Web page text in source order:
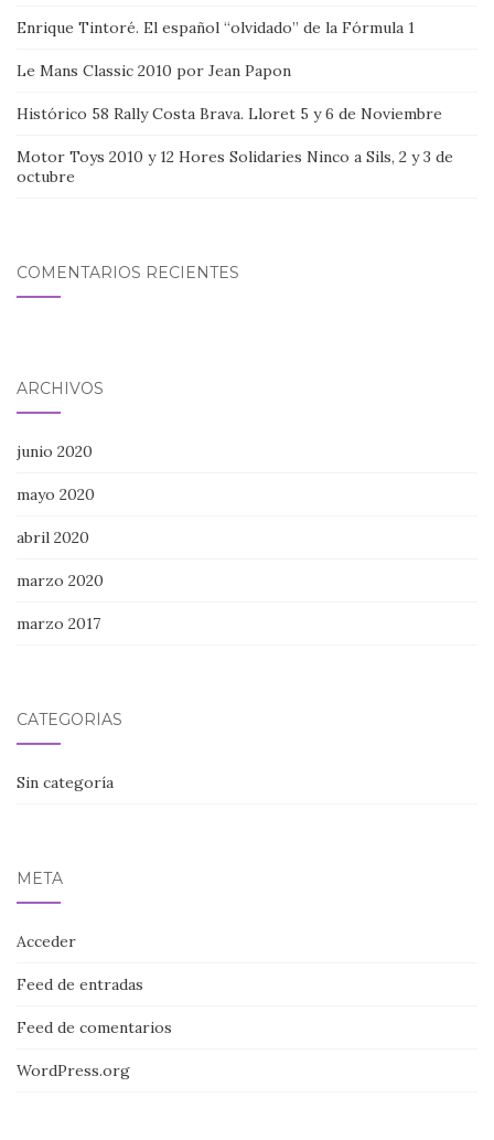
Enrique Tintoré. El español “olvidado” de la Fórmula 1
Le Mans Classic 2010 por Jean Papon
Histórico 58 Rally Costa Brava. Lloret 5 y 6 de Noviembre
Motor Toys 2010 y 12 Hores Solidaries Ninco a Sils, 2 y 3 de
octubre
COMENTARIOS RECIENTES
ARCHIVOS
junio 2020
mayo 2020
abril 2020
marzo 2020
marzo 2017
CATEGORÍAS
Sin categoría
META
Acceder
Feed de entradas
Feed de comentarios
WordPress.org